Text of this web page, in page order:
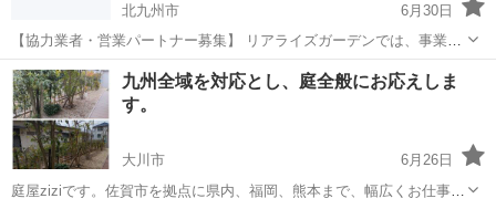
北九州市
6月30日
【協力業者・営業パートナー募集】 リアライズガーデンでは、事業拡
大に伴い、九州・中国地方で一緒に仕事ができる協力パートナーを募
集しています！ 【募集内容】 造園業 外構工事 草刈り・剪定 エクステ
リア工事 一人親方・個人...
福岡 北九州市 剪定/造園 一人親方
九州全域を対応とし、庭全般にお応えしま
す。
大川市
6月26日
庭屋ziziです。佐賀市を拠点に県内、福岡、熊本まで、幅広くお仕事さ